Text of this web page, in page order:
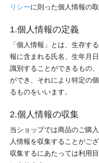
リシーに則った個人情報の
1.個人情報の定義
「個人情報」とは、生存す
報に含まれる氏名、生年月
識別することができるもの
ができ、それにより特定の
るものをいいます。
2.個人情報の収集
当ショップでは商品のご購
人情報を収集することがござ
収集するにあたっては利用